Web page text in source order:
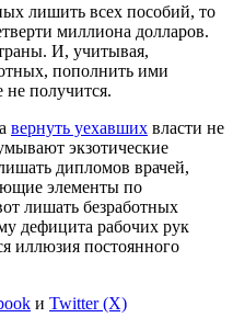
лишить всех пособий, то
миллиона долларов.
И, учитывая,
пополнить ими
не получится.
вернуть уехавших власти не
экзотические
дипломов врачей,
элементы по
лишать безработных
дефицита рабочих рук
иллюзия постоянного
и Twitter (X)